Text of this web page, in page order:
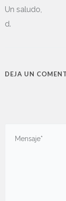
Un saludo,
d.
DEJA UN